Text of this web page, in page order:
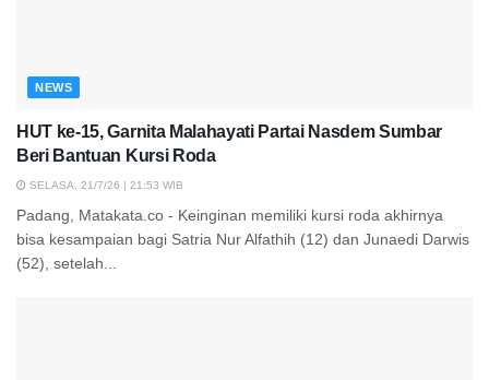
NEWS
HUT ke-15, Garnita Malahayati Partai Nasdem Sumbar
Beri Bantuan Kursi Roda
SELASA, 21/7/26 | 21:53 WIB
Padang, Matakata.co - Keinginan memiliki kursi roda akhirnya
bisa kesampaian bagi Satria Nur Alfathih (12) dan Junaedi Darwis
(52), setelah...